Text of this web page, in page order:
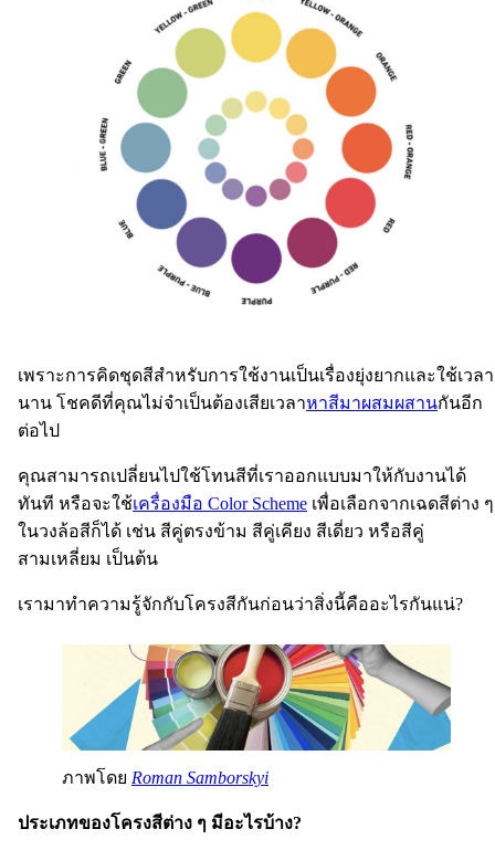
เพราะการคิดชุดสีสำหรับการใช้งานเป็นเรื่องยุ่งยากและใช้เวลา
นาน โชคดีที่คุณไม่จำเป็นต้องเสียเวลาหาสีมาผสมผสานกันอีก
ต่อไป
คุณสามารถเปลี่ยนไปใช้โทนสีที่เราออกแบบมาให้กับงานได้
ทันที หรือจะใช้เครื่องมือ Color Scheme เพื่อเลือกจากเฉดสีต่าง ๆ
ในวงล้อสีก็ได้ เช่น สีคู่ตรงข้าม สีคู่เคียง สีเดี่ยว หรือสีคู่
สามเหลี่ยม เป็นต้น
เรามาทำความรู้จักกับโครงสีกันก่อนว่าสิ่งนี้คืออะไรกันแน่?
ภาพโดย Roman Samborskyi
ประเภทของโครงสีต่าง ๆ มีอะไรบ้าง?